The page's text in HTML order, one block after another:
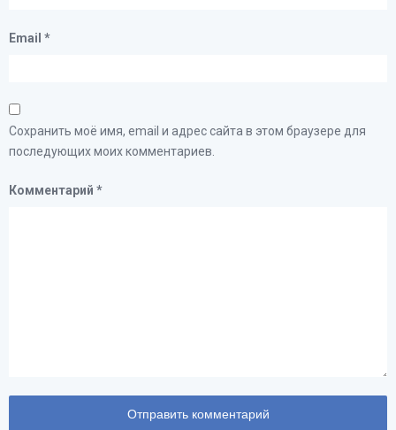
Email *
Сохранить моё имя, email и адрес сайта в этом браузере для
последующих моих комментариев.
Комментарий *